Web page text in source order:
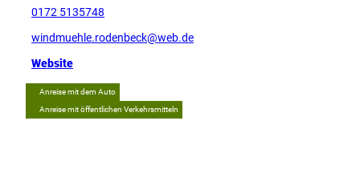
0172 5135748
windmuehle.rodenbeck@web.de
Website
Anreise mit dem Auto
Anreise mit öffentlichen Verkehrsmitteln